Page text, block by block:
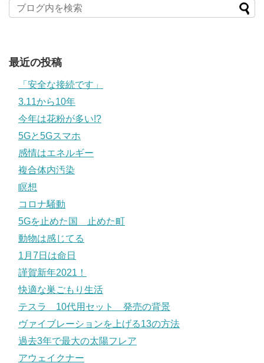
最近の投稿
「安全な接続です」
3.11から10年
今年は花粉が多い!?
5Gと5Gスマホ
感情はエネルギー
複合体内汚染
瞑想
コロナ騒動
5Gを止めた国 止めた町
動物は感じてる
1月7日は命日
謹賀新年2021！
快適な巣ごもり生活
テスラ 10代用セット 発売の背景
ヴァイブレーションを上げる13の方法
過去3年で最大の太陽フレア
アウェイクナー